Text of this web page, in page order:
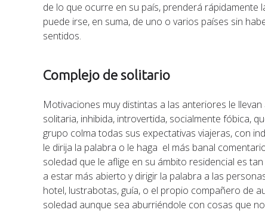
de lo que ocurre en su país, prenderá rápidamente
puede irse, en suma, de uno o varios países sin
sentidos.
Complejo de solitario
Motivaciones muy distintas a las anteriores le
solitaria, inhibida, introvertida, socialmente fóbica,
grupo colma todas sus expectativas viajeras, con
le dirija la palabra o le haga el más banal
soledad que le aflige en su ámbito residencial es
a estar más abierto y dirigir la palabra a las
hotel, lustrabotas, guía, o el propio compañero de
soledad aunque sea aburriéndole con cosas que